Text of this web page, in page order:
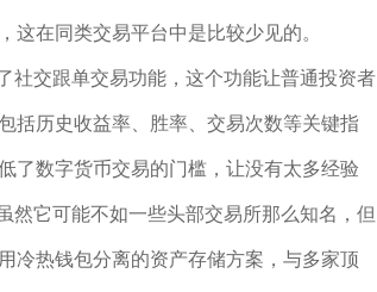
在同类交易平台中是比较少见的。
社交跟单交易功能，这个功能让普通投资者
括历史收益率、胜率、交易次数等关键指
了数字货币交易的门槛，让没有太多经验
然它可能不如一些头部交易所那么知名，但
冷热钱包分离的资产存储方案，与多家顶